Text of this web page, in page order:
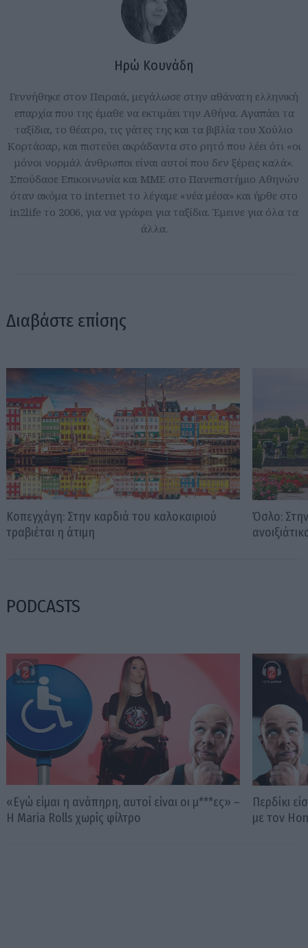
Ηρώ Κουνάδη
Γεννήθηκε στον Πειραιά, μεγάλωσε στην αθάνατη ελληνική
επαρχία που της έμαθε να εκτιμάει την Αθήνα. Αγαπάει τα
ταξίδια, το θέατρο, τις γάτες της και τα βιβλία του Χούλιο
Κορτάσαρ, και πιστεύει ακράδαντα στο ρητό που λέει ότι «οι
μόνοι νορμάλ άνθρωποι είναι αυτοί που δεν ξέρεις καλά».
Σπούδασε Επικοινωνία και ΜΜΕ στο Πανεπιστήμιο Αθηνών
όταν ακόμα το internet το λέγαμε «νέα μέσα» και ήρθε στο
in2life το 2006, για να γράφει για ταξίδια. Έμεινε για όλα τα
άλλα.
Διαβάστε επίσης
Κοπεγχάγη: Στην καρδιά του καλοκαιριού
τραβιέται η άτιμη
Όσλο:
PODCASTS
«Εγώ είμαι η ανάπηρη, αυτοί είναι οι μ***ες» –
Η Maria Rolls χωρίς φίλτρο
Περδίκι
με τον